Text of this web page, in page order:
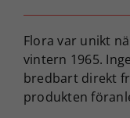
Flora var unikt
vintern 1965.
bredbart direkt
produkten